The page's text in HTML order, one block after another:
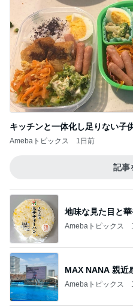
キッチンと一体化し足りない子
Amebaトピックス 1日前
記事
地味な見た目と
Amebaトピックス
MAX NANA 親近
Amebaトピックス